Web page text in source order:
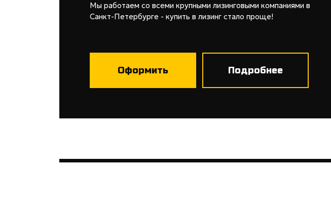
Мы работаем со всеми крупными лизинговыми компаниями в
Санкт-Петербурге - купить в лизинг стало проще!
Оформить Подробнее